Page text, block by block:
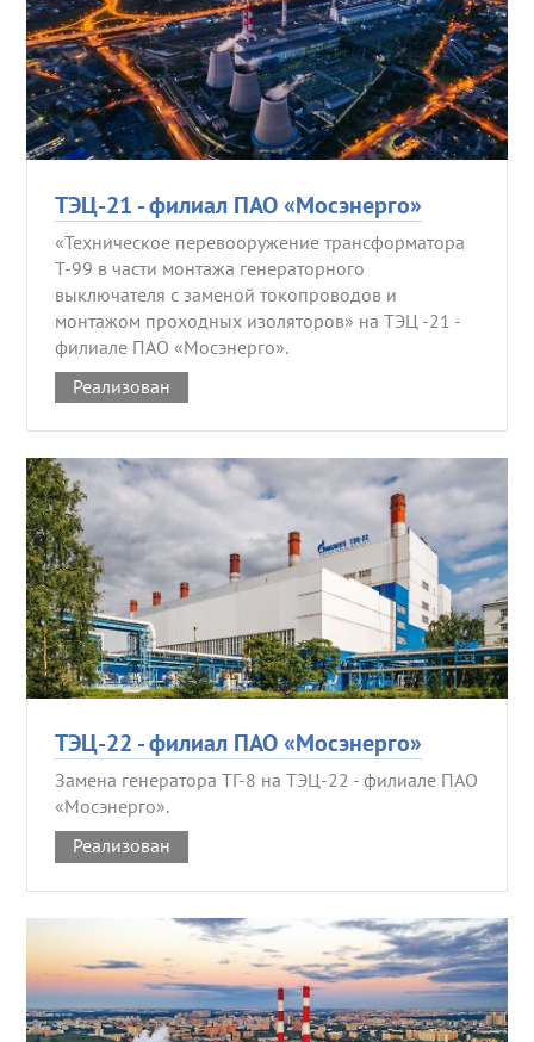
ТЭЦ-21 - филиал ПАО «Мосэнерго»
«Техническое перевооружение трансформатора
Т-99 в части монтажа генераторного
выключателя с заменой токопроводов и
монтажом проходных изоляторов» на ТЭЦ -21 -
филиале ПАО «Мосэнерго».
Реализован
ТЭЦ-22 - филиал ПАО «Мосэнерго»
Замена генератора ТГ-8 на ТЭЦ-22 - филиале ПАО
«Мосэнерго».
Реализован